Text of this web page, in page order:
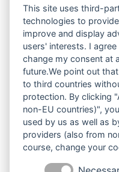
17. Oktober 2025
„Fitzstorm“ für alle
16. Oktober 2025
Dauerbrenner
14. September 2025
Mit spitzer Zunge in
14. September 2025
Frech, furchtlos, Fitz
This site uses third-
technologies to
improve and display
users' interests. I
change my consent at
future.We point out
to third countries
protection. By clicking
non-EU countries)",
used by us as well as
providers (also from
course, change your